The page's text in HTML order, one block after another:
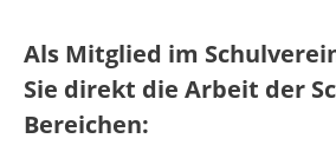
Als Mitglied im
Sie direkt die Arbeit der
Bereichen: